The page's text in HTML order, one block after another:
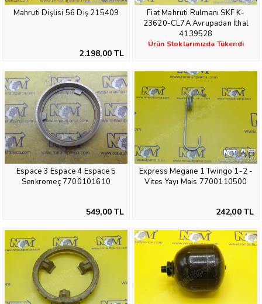
Mahruti Dişlisi 56 Diş 215409
2.198,00 TL
Fiat Mahruti Rulmanı SKF K-
23620-CL7A Avrupadan İthal
4139528
Ürün Stoklarımızda Tükendi
Espace 3 Espace 4 Espace 5
Senkromeç 7700101610
549,00 TL
Express Megane 1 Twingo 1-2 -
Vites Yayı Mais 7700110500
242,00 TL